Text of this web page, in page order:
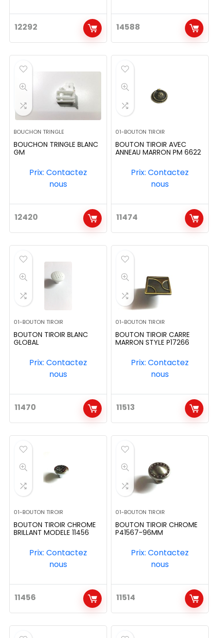
12292 14588
BOUCHON TRINGLE
BOUCHON TRINGLE BLANC
GM
12420
Prix: Contactez
nous
01-BOUTON TIROIR
BOUTON TIROIR AVEC
ANNEAU MARRON PM 6622
11474
Prix: Contactez
nous
01-BOUTON TIROIR
BOUTON TIROIR BLANC
GLOBAL
11470
Prix: Contactez
nous
01-BOUTON TIROIR
BOUTON TIROIR CARRE
MARRON STYLE P17266
11513
Prix: Contactez
nous
01-BOUTON TIROIR
BOUTON TIROIR CHROME
BRILLANT MODELE 11456
11456
Prix: Contactez
nous
01-BOUTON TIROIR
BOUTON TIROIR CHROME
P41567-96MM
11514
Prix: Contactez
nous